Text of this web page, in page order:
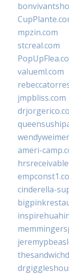
mpzin.com
stcreal.com
valueml.com
jmpbliss.com
ameri-
cinderella-